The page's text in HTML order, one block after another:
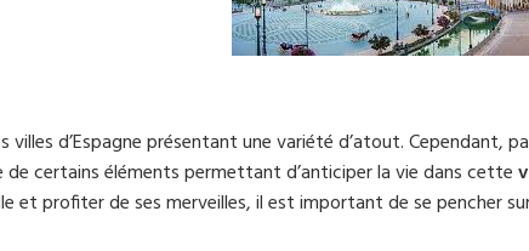
villes d’Espagne présentant une variété d’atout. Cependant,
de certains éléments permettant d’anticiper la vie dans cette
et profiter de ses merveilles, il est important de se pencher